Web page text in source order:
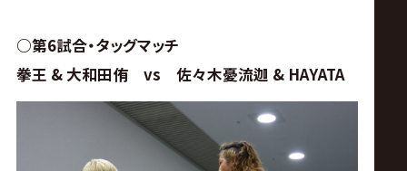
○第6試合・タッグマッチ
拳王 & 大和田侑 vs 佐々木憂流迦 & HAYATA